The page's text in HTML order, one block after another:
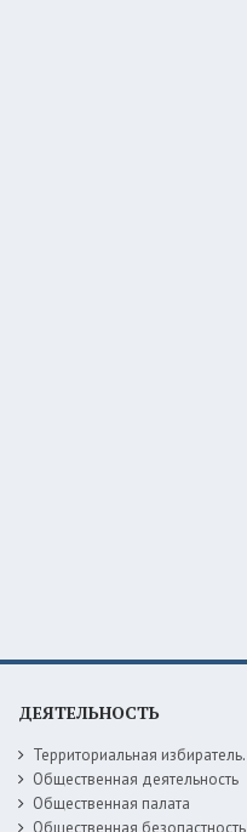
ДЕЯТЕЛЬНОСТЬ
Территориальная избирательная комиссия
Общественная деятельность
Общественная палата
Общественная безопастность